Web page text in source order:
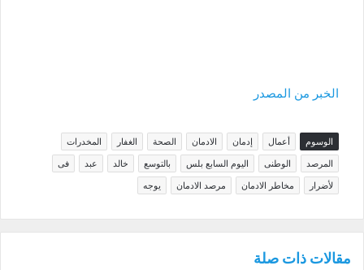
الخبر من المصدر
الوسوم أعمال إدمان الادمان الصحة الغفار
المخدرات
المرصد
الوطنى اليوم السابع بلس بالتوسع خالد عبد
فى
لأضرار
مخاطر الادمان مرصد الادمان يوجه
مقالات ذات صلة